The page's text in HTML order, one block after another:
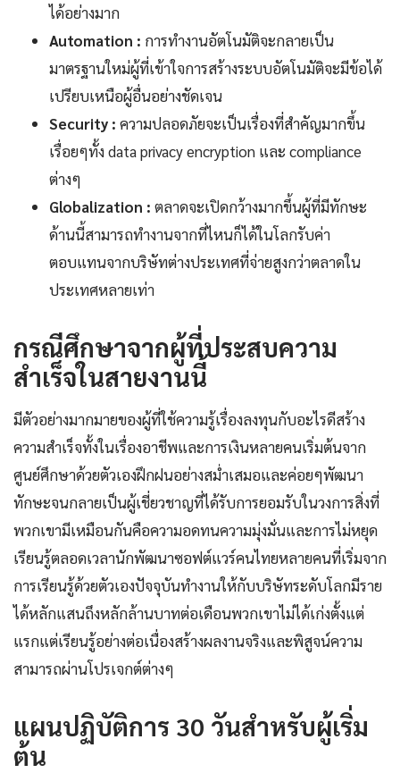
ได้อย่างมาก
Automation : การทำงานอัตโนมัติจะกลายเป็น
มาตรฐานใหม่ผู้ที่เข้าใจการสร้างระบบอัตโนมัติจะมีข้อได้
เปรียบเหนือผู้อื่นอย่างชัดเจน
Security : ความปลอดภัยจะเป็นเรื่องที่สำคัญมากขึ้น
เรื่อยๆทั้ง data privacy encryption และ compliance
ต่างๆ
Globalization : ตลาดจะเปิดกว้างมากขึ้นผู้ที่มีทักษะ
ด้านนี้สามารถทำงานจากที่ไหนก็ได้ในโลกรับค่า
ตอบแทนจากบริษัทต่างประเทศที่จ่ายสูงกว่าตลาดใน
ประเทศหลายเท่า
กรณีศึกษาจากผู้ที่ประสบความ
สำเร็จในสายงานนี้
มีตัวอย่างมากมายของผู้ที่ใช้ความรู้เรื่องลงทุนกับอะไรดีสร้าง
ความสำเร็จทั้งในเรื่องอาชีพและการเงินหลายคนเริ่มต้นจาก
ศูนย์ศึกษาด้วยตัวเองฝึกฝนอย่างสม่ำเสมอและค่อยๆพัฒนา
ทักษะจนกลายเป็นผู้เชี่ยวชาญที่ได้รับการยอมรับในวงการสิ่งที่
พวกเขามีเหมือนกันคือความอดทนความมุ่งมั่นและการไม่หยุด
เรียนรู้ตลอดเวลานักพัฒนาซอฟต์แวร์คนไทยหลายคนที่เริ่มจาก
การเรียนรู้ด้วยตัวเองปัจจุบันทำงานให้กับบริษัทระดับโลกมีราย
ได้หลักแสนถึงหลักล้านบาทต่อเดือนพวกเขาไม่ได้เก่งตั้งแต่
แรกแต่เรียนรู้อย่างต่อเนื่องสร้างผลงานจริงและพิสูจน์ความ
สามารถผ่านโปรเจกต์ต่างๆ
แผนปฏิบัติการ 30 วันสำหรับผู้เริ่ม
ต้น